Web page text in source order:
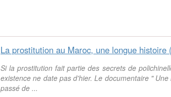
La prostitution au Maroc, une longue histoire
Si la prostitution fait partie des secrets de
existence ne date pas d'hier. Le documentaire "
passé de ...